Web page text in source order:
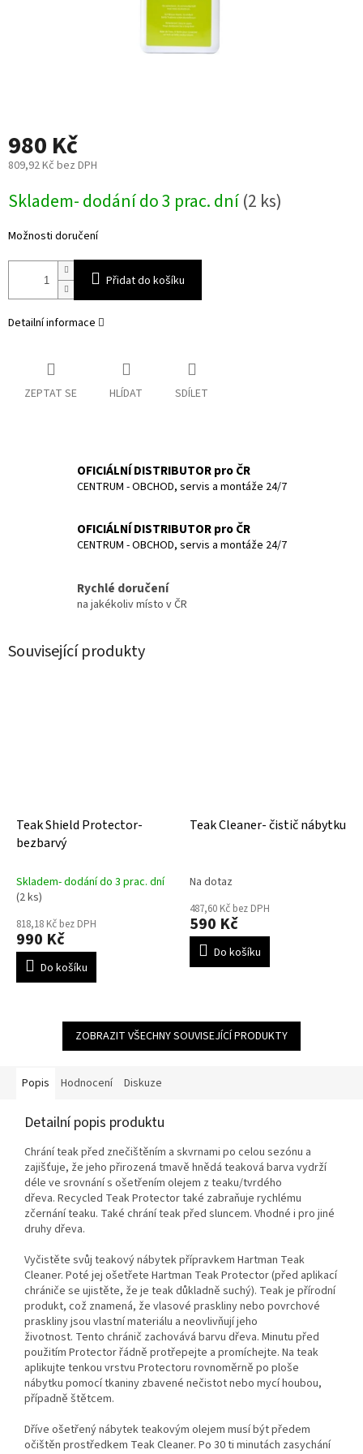
980 Kč
809,92 Kč bez DPH
cena:
Skladem- dodání do 3 prac. dní(2 ks)
Možnosti doručení
Přidat do košíku
Detailní informace
ZEPTAT SE HLÍDAT SDÍLET
OFICIÁLNÍ DISTRIBUTOR pro ČR
CENTRUM - OBCHOD, servis a montáže 24/7
OFICIÁLNÍ DISTRIBUTOR pro ČR
CENTRUM - OBCHOD, servis a montáže 24/7
Rychlé doručení
na jakékoliv místo v ČR
Související produkty
Teak Shield Protector-
bezbarvý
Skladem- dodání do 3 prac. dní
(2 ks)
818,18 Kč bez DPH
990 Kč
Do košíku
Teak Cleaner- čistič nábytku
Na dotaz
487,60 Kč bez DPH
590 Kč
Do košíku
ZOBRAZIT VŠECHNY SOUVISEJÍCÍ PRODUKTY
Popis Hodnocení Diskuze
Detailní popis produktu
Chrání teak před znečištěním a skvrnami po celou sezónu a
zajišťuje, že jeho přirozená tmavě hnědá teaková barva vydrží
déle ve srovnání s ošetřením olejem z teaku/tvrdého
dřeva. Recycled Teak Protector také zabraňuje rychlému
zčernání teaku. Také chrání teak před sluncem. Vhodné i pro jiné
druhy dřeva.
Vyčistěte svůj teakový nábytek přípravkem Hartman Teak
Cleaner. Poté jej ošetřete Hartman Teak Protector (před aplikací
chrániče se ujistěte, že je teak důkladně suchý). Teak je přírodní
produkt, což znamená, že vlasové praskliny nebo povrchové
praskliny jsou vlastní materiálu a neovlivňují jeho
životnost. Tento chránič zachovává barvu dřeva. Minutu před
použitím Protector řádně protřepejte a promíchejte. Na teak
aplikujte tenkou vrstvu Protectoru rovnoměrně po ploše
nábytku pomocí tkaniny zbavené nečistot nebo mycí houbou,
případně štětcem.
Dříve ošetřený nábytek teakovým olejem musí být předem
očištěn prostředkem Teak Cleaner. Po 30 ti minutách zasychání